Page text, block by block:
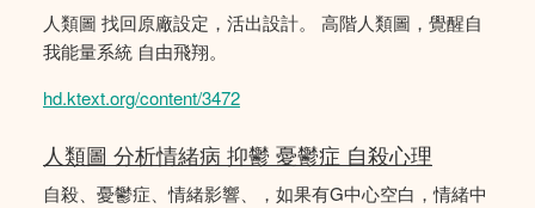
人類圖 找回原廠設定，活出設計。 高階人類圖，覺醒自
我能量系統 自由飛翔。
hd.ktext.org/content/3472
人類圖 分析情緒病 抑鬱 憂鬱症 自殺心理
自殺、憂鬱症、情緒影響、，如果有G中心空白，情緒中